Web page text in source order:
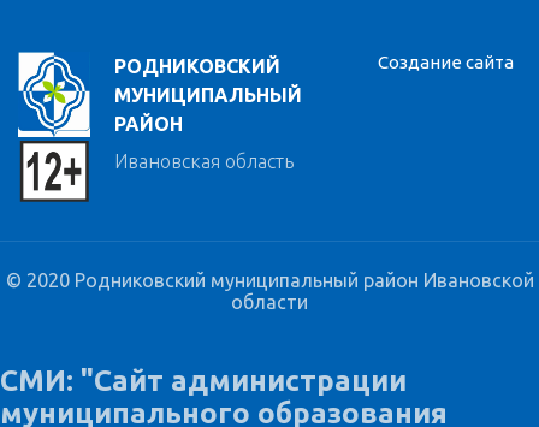
РОДНИКОВСКИЙ
МУНИЦИПАЛЬНЫЙ
РАЙОН
Ивановская область
Создание сайта
© 2020 Родниковский муниципальный район Ивановской
области
СМИ: "Сайт администрации
муниципального образования